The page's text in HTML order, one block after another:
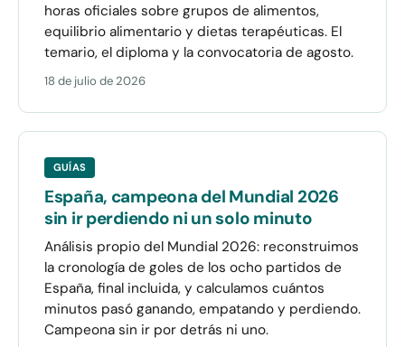
horas oficiales sobre grupos de alimentos,
equilibrio alimentario y dietas terapéuticas. El
temario, el diploma y la convocatoria de agosto.
18 de julio de 2026
GUÍAS
España, campeona del Mundial 2026
sin ir perdiendo ni un solo minuto
Análisis propio del Mundial 2026: reconstruimos
la cronología de goles de los ocho partidos de
España, final incluida, y calculamos cuántos
minutos pasó ganando, empatando y perdiendo.
Campeona sin ir por detrás ni uno.